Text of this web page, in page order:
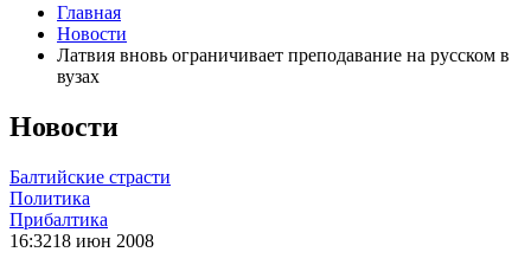
Главная
Новости
Латвия вновь ограничивает преподавание на русском в
вузах
Новости
Балтийские страсти
Политика
Прибалтика
16:3218 июн 2008